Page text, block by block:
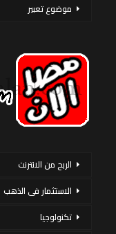
موضوع تعبير
الربح من الانترنت
الاستثمار فى الذهب
تكنولوجيا